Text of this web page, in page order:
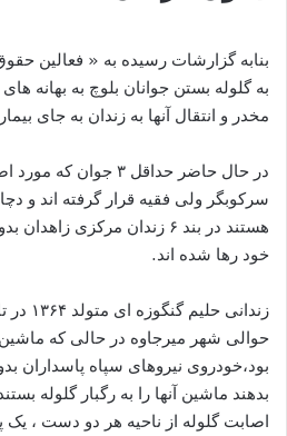
بنابه گزارشات رسیده به « فعالین
به گلوله بستن جوانان بلوچ به بهانه
مخدر و انتقال آنها به زندان به جای
در حال حاضر حداقل ۳
سرکوبگر ولی فقیه قرار گرفته اند و
هستند در بند ۶ زندان مرکزی
خود رها شده اند.
حوالی شهر میرجاوه در حالی که
بود،خودروی نیروهای سپاه پاسداران
بدهند ماشین آنها را به رگبار گلوله
اصابت گلوله از ناحیه هر دو دست ،